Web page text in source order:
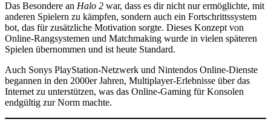
Das Besondere an Halo 2 war, dass es dir nicht nur ermöglichte, mit
anderen Spielern zu kämpfen, sondern auch ein Fortschrittssystem
bot, das für zusätzliche Motivation sorgte. Dieses Konzept von
Online-Rangsystemen und Matchmaking wurde in vielen späteren
Spielen übernommen und ist heute Standard.
Auch Sonys PlayStation-Netzwerk und Nintendos Online-Dienste
begannen in den 2000er Jahren, Multiplayer-Erlebnisse über das
Internet zu unterstützen, was das Online-Gaming für Konsolen
endgültig zur Norm machte.